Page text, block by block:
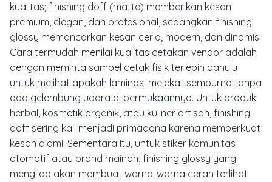
kualitas; finishing doff (matte) memberikan kesan
premium, elegan, dan profesional, sedangkan finishing
glossy memancarkan kesan ceria, modern, dan dinamis.
Cara termudah menilai kualitas cetakan vendor adalah
dengan meminta sampel cetak fisik terlebih dahulu
untuk melihat apakah laminasi melekat sempurna tanpa
ada gelembung udara di permukaannya. Untuk produk
herbal, kosmetik organik, atau kuliner artisan, finishing
doff sering kali menjadi primadona karena memperkuat
kesan alami. Sementara itu, untuk stiker komunitas
otomotif atau brand mainan, finishing glossy yang
mengilap akan membuat warna-warna cerah terlihat